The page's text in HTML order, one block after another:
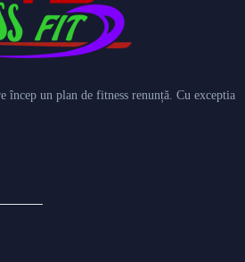
încep un plan de fitness renunță. Cu exceptia